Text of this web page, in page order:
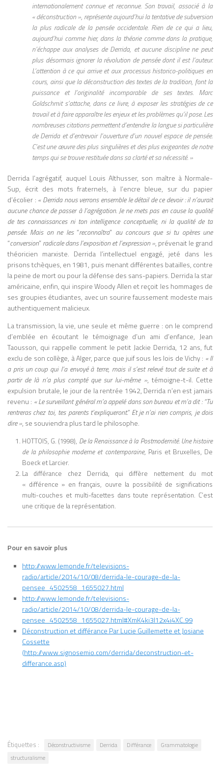
internationalement connue et reconnue. Son travail, associé à la
« déconstruction », représente aujourd’hui la tentative de subversion
la plus radicale de la pensée occidentale. Rien de ce qui a lieu,
aujourd’hui comme hier, dans la théorie comme dans la pratique,
n’échappe aux analyses de Derrida, et aucune discipline ne peut
plus désormais ignorer la révolution de pensée dont il est l’auteur.
L’attention à ce qui arrive et aux processus historico-politiques en
cours, ainsi que la déconstruction des textes de la tradition, font la
puissance et l’originalité incomparable de ses textes. Marc
Goldschmit s’attache, dans ce livre, à exposer les stratégies de ce
travail et à faire apparaître les enjeux et les problèmes qu’il pose. Les
nombreuses citations permettent d’entendre la langue si particulière
de Derrida et d’entrevoir l’ouverture d’un nouvel espace de pensée.
C’est une œuvre des plus singulières et des plus exigeantes de notre
temps qui se trouve restituée dans sa clarté et sa nécessité. »
Derrida l’agrégatif, auquel Louis Althusser, son maître à Normale-
Sup, écrit des mots fraternels, à l’encre bleue, sur du papier
d’écolier : « Derrida nous verrons ensemble le détail de ce devoir : il n’aurait
aucune chance depasserà l’agrégation. Je ne mets pas en cause la qualité
de tes connaissances ni ton intelligence conceptuelle, ni la qualité de ta
pensée. Mais on ne les “reconnaîtra” au concours que si tu opères une
“conversion”radicale dans l’exposition et l’expression », prévenait le grand
théoricien marxiste. Derrida l’intellectuel engagé, jeté dans les
prisonstchèques, en 1981, puis menant différentes batailles, contre
la peine de mort ou pour ladéfense des sans-papiers. Derrida la star
américaine, enfin, qui inspire Woody Allen et reçoit les hommages de
ses groupies étudiantes, avec un sourirefaussement modeste mais
authentiquement malicieux.
La transmission, la vie, une seule et même guerre : on le comprend
d’emblée en écoutant le témoignage d’un ami d’enfance, Jean
Taousson, qui rappelle comment le petit Jackie Derrida, 12 ans, fut
exclu de son collège, à Alger, parce que juif sous les lois de Vichy : « Il
a pris un coup qui l’a envoyé à terre, mais il s’est relevé tout de suite et à
partirde là n’a plus compté que sur lui-même », témoigne-t-il. Cette
expulsion brutale, le jour de la rentrée 1942, Derrida n’en est jamais
revenu : « Le surveillant général m’a appelé dans son bureau et m’a dit : “Tu
rentreras chez toi, tes parents t’expliqueront.” Et je n’ai rien compris, je dois
dire », se souviendra plus tard le philosophe.
HOTTOIS, G. (1998), De la Renaissance à la Postmodernité. Une histoire
de la philosophie moderne et contemporaine, Paris et Bruxelles, De
Boeck et Larcier.
La différance chez Derrida, qui diffère nettement du mot
« différence » en français, ouvre la possibilité de significations
multi-couches et multi-facettes dans toute représentation. C’est
une critique de la représentation.
Pour en savoir plus
http://www.lemonde.fr/televisions-
radio/article/2014/10/08/derrida-le-courage-de-la-
pensee_4502558_1655027.html
http://www.lemonde.fr/televisions-
radio/article/2014/10/08/derrida-le-courage-de-la-
pensee_4502558_1655027.html#XmK4ki3l12x4i4XC.99
Déconstruction et différance Par Lucie Guillemette et Josiane
Cossette
(http://www.signosemio.com/derrida/deconstruction-et-
differance.asp)
Étiquettes : Déconstructivisme Derrida Différance
Grammatologie
structuralisme